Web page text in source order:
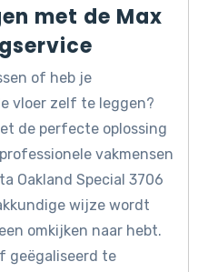
met de Max
of heb je
vloer zelf te leggen?
de perfecte oplossing
vakmensen
Oakland Special 3706
wijze wordt
omkijken naar hebt.
geëgaliseerd te